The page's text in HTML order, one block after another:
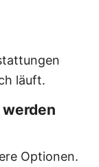
läuft.
Optionen.